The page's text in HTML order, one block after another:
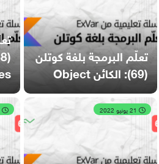
تعلّم البرمجة بلغة كوتلن
(69): الكائن Object